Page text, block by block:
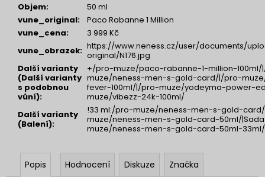
Objem:
50 ml
vune_original:
Paco Rabanne 1 Million
vune_cena:
3 999 Kč
vune_obrazek: https://www.neness.cz/user/documents/
original/N176.jpg
Další varianty
(Další varianty
s podobnou
vůní):
+/pro-muze/paco-rabanne-1-million-
muze/neness-men-s-gold-card/|/pro-
fever-100ml/|/pro-muze/yodeyma-power-
muze/vibezz-24k-100ml/
Další varianty
(Balení):
!33 ml:/pro-muze/neness-men-s-gold-
muze/neness-men-s-gold-card-50ml/|Sada
muze/neness-men-s-gold-card-50ml-33ml/
Popis Hodnocení Diskuze Značka